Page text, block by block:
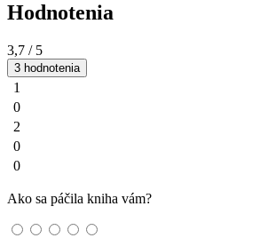
Hodnotenia
3,7 / 5
3 hodnotenia
1
0
2
0
0
Ako sa páčila kniha vám?